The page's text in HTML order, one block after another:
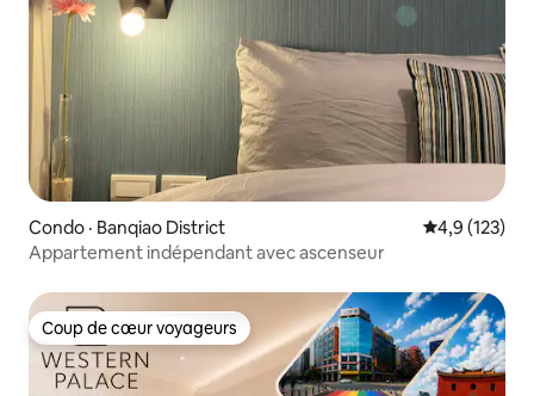
Condo · Banqiao District Note
4,9 (123)
Appartement indépendant avec ascenseur
Coup de cœur voyageurs
Coup de cœur voyageurs